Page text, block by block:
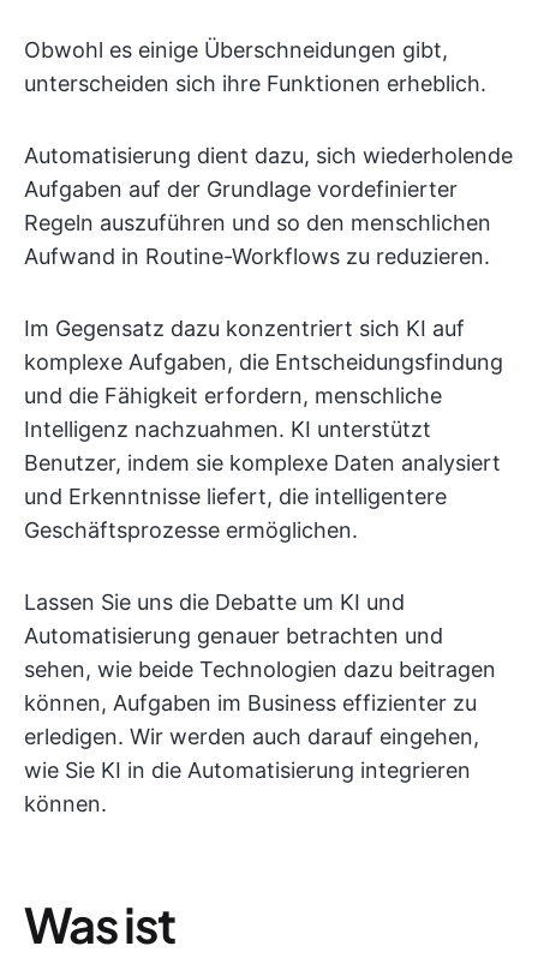
Obwohl es einige Überschneidungen gibt,
unterscheiden sich ihre Funktionen erheblich.
Automatisierung dient dazu, sich wiederholende
Aufgaben auf der Grundlage vordefinierter
Regeln auszuführen und so den menschlichen
Aufwand in Routine-Workflows zu reduzieren.
Im Gegensatz dazu konzentriert sich KI auf
komplexe Aufgaben, die Entscheidungsfindung
und die Fähigkeit erfordern, menschliche
Intelligenz nachzuahmen. KI unterstützt
Benutzer, indem sie komplexe Daten analysiert
und Erkenntnisse liefert, die intelligentere
Geschäftsprozesse ermöglichen.
Lassen Sie uns die Debatte um KI und
Automatisierung genauer betrachten und
sehen, wie beide Technologien dazu beitragen
können, Aufgaben im Business effizienter zu
erledigen. Wir werden auch darauf eingehen,
wie Sie KI in die Automatisierung integrieren
können.
Was ist